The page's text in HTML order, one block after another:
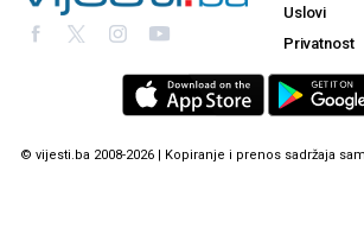
Uslovi
Privatnost
© vijesti.ba 2008-2026 | Kopiranje i prenos sadržaja